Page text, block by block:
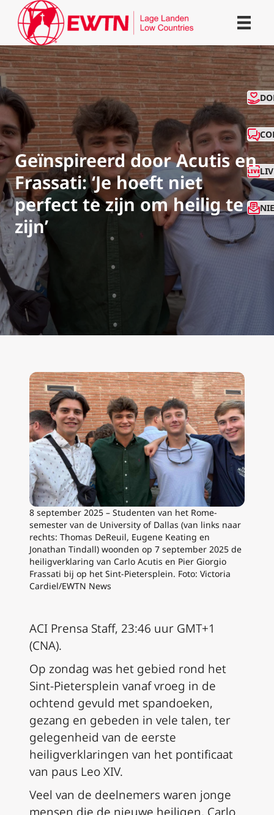
Geïnspireerd door Acutis en
Frassati: ‘Je hoeft niet
perfect te zijn om heilig te
zijn’
8 september 2025 – Studenten van het Rome-
semester van de University of Dallas (van links naar
rechts: Thomas DeReuil, Eugene Keating en
Jonathan Tindall) woonden op 7 september 2025 de
heiligverklaring van Carlo Acutis en Pier Giorgio
Frassati bij op het Sint-Pietersplein. Foto: Victoria
Cardiel/EWTN News
ACI Prensa Staff, 23:46 uur GMT+1
(CNA).
Op zondag was het gebied rond het
Sint-Pietersplein vanaf vroeg in de
ochtend gevuld met spandoeken,
gezang en gebeden in vele talen, ter
gelegenheid van de eerste
heiligverklaringen van het pontificaat
van paus Leo XIV.
Veel van de deelnemers waren jonge